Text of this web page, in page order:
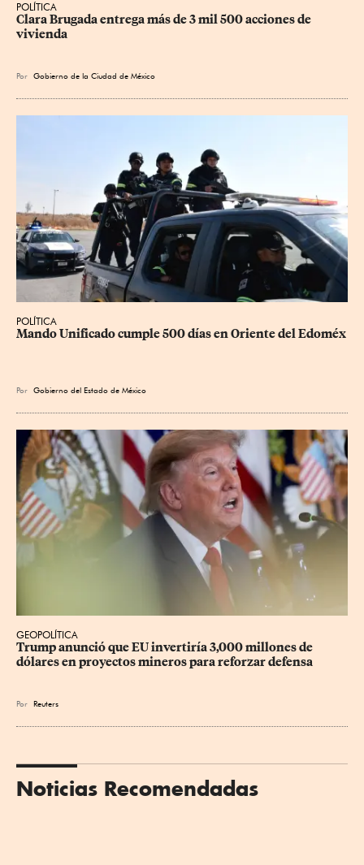
POLÍTICA
Clara Brugada entrega más de 3 mil 500 acciones de
vivienda
Por Gobierno de la Ciudad de México
POLÍTICA
Mando Unificado cumple 500 días en Oriente del Edoméx
Por Gobierno del Estado de México
GEOPOLÍTICA
Trump anunció que EU invertiría 3,000 millones de
dólares en proyectos mineros para reforzar defensa
Por Reuters
Noticias Recomendadas